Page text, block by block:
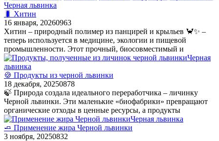
Черная львинка
🐛 Хитин
16 января, 20260963
Хитин – природный полимер из панцирей и крыльев 🦀✨ –
теперь используется в медицине, экологии и пищевой
промышленности. Этот прочный, биосовместимый и
Черная
львинка
🍪 Продукты из черной львинки
18 декабря, 20250878
🍃 Природа создала идеального переработчика – личинку
Черной львинки. Эти маленькие «биофабрики» превращают
органические отходы в ценные ресурсы, а продукты
Черная львинка
🧈 Применение жира Черной львинки
3 ноября, 20250832